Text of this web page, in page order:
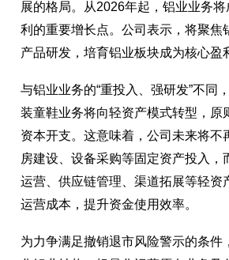
展的格局。从2026年起，铝业业务
利的重要增长点。公司表示，将聚焦
产品研发，培育铝业板块成为核心盈
与铝业业务的“重投入、强研发”不同
装童鞋业务将向轻资产模式转型，原
资本开支。这意味着，公司未来将不
房建设、设备采购等固定资产投入，
运营、供应链管理、渠道拓展等轻资
运营成本，提升资金使用效率。
为力争满足撤销退市风险警示的条件